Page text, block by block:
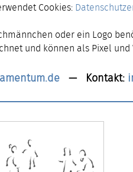
Cookies:
oder ein Logo
und können als Pixel
— Kontakt: